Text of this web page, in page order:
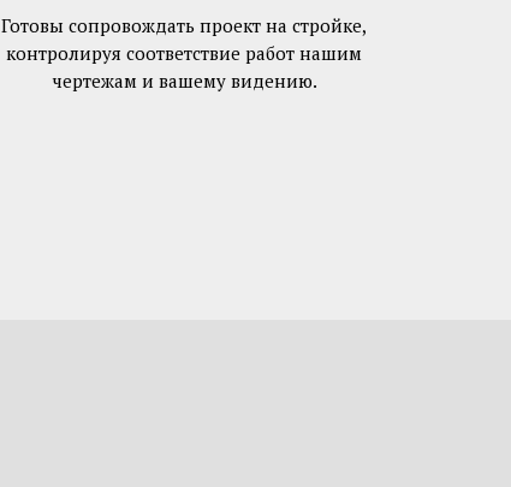
Готовы сопровождать проект на стройке,
контролируя соответствие работ нашим
чертежам и вашему видению.